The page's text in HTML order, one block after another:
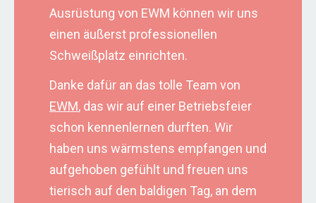
Ausrüstung von EWM können wir uns
einen äußerst professionellen
Schweißplatz einrichten.
Danke dafür an das tolle Team von
EWM, das wir auf einer Betriebsfeier
schon kennenlernen durften. Wir
haben uns wärmstens empfangen und
aufgehoben gefühlt und freuen uns
tierisch auf den baldigen Tag, an dem